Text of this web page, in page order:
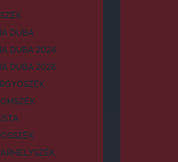
DUBA
DUBA 2024
DUBA 2026